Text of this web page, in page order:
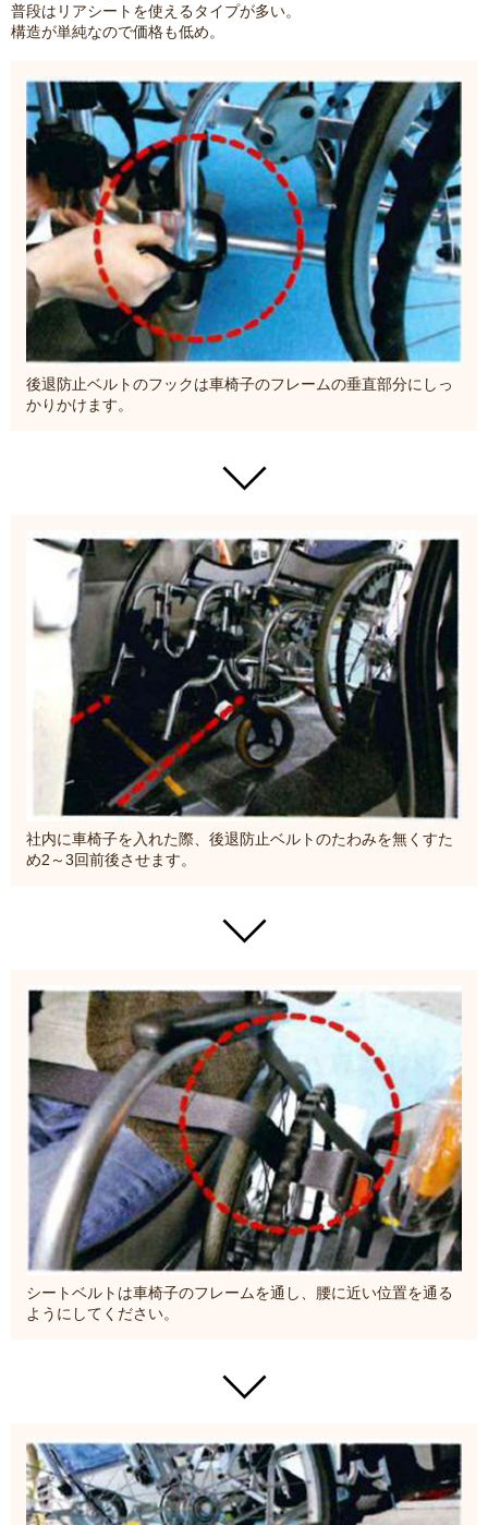
普段はリアシートを使えるタイプが多い。
構造が単純なので価格も低め。
後退防止ベルトのフックは車椅子のフレームの垂直部分にしっ
かりかけます。
社内に車椅子を入れた際、後退防止ベルトのたわみを無くすた
め2～3回前後させます。
シートベルトは車椅子のフレームを通し、腰に近い位置を通る
ようにしてください。